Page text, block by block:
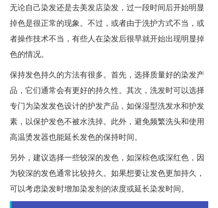
无论自己染发还是去美发店染发，过一段时间后开始明显
掉色是很正常的现象。不过，或者由于洗护方式不当，或
者操作技术不当，有些人在染发后很早就开始出现明显掉
色的情况。
保持发色持久的方法有很多。首先，选择质量好的染发产
品，它们通常会有更好的持久性。其次，洗发时可以选择
专门为染发发色设计的护发产品，如保湿型洗发水和护发
素，以保护发色不被水洗掉。此外，避免频繁洗头和使用
高温烫发器也能延长发色的保持时间。
另外，建议选择一些较深的发色，如深棕色或深红色，因
为较深的发色通常比较持久。如果想要让发色更加持久，
可以考虑染发时增加染发剂的浓度或延长染发时间。